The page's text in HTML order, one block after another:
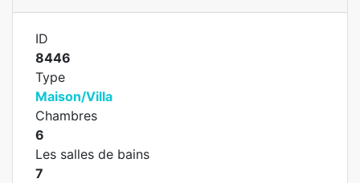
ID
8446
Type
Maison/Villa
Chambres
6
Les salles de bains
7